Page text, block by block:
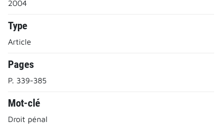
2004
Type
Article
Pages
P. 339-385
Mot-clé
Droit pénal